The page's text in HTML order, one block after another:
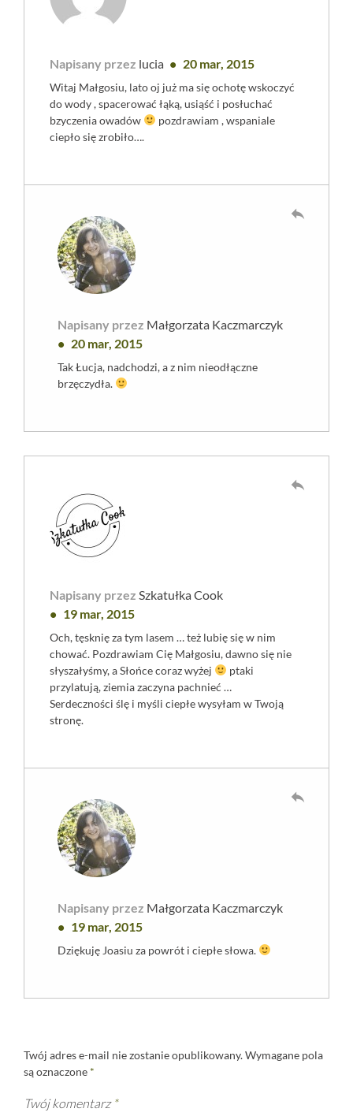
Napisany przez lucia 20 mar, 2015
Witaj Małgosiu, lato oj już ma się ochotę wskoczyć
do wody , spacerować łąką, usiąść i posłuchać
bzyczenia owadów
pozdrawiam , wspaniale
ciepło się zrobiło….
Napisany przez Małgorzata Kaczmarczyk
20 mar, 2015
Tak Łucja, nadchodzi, a z nim nieodłączne
brzęczydła.
reply
Napisany przez Szkatułka Cook
19 mar, 2015
Och, tęsknię za tym lasem … też lubię się w nim
chować. Pozdrawiam Cię Małgosiu, dawno się nie
słyszałyśmy, a Słońce coraz wyżej
ptaki
przylatują, ziemia zaczyna pachnieć …
Serdeczności ślę i myśli ciepłe wysyłam w Twoją
stronę.
reply
Napisany przez Małgorzata Kaczmarczyk
19 mar, 2015
Dziękuję Joasiu za powrót i ciepłe słowa.
reply
Twój adres e-mail nie zostanie opublikowany.Wymagane pola
są oznaczone *
Twój komentarz *